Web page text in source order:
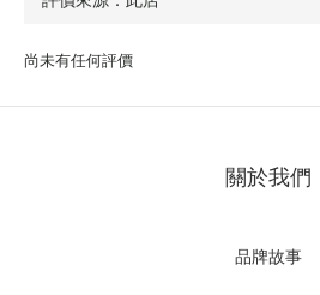
尚未有任何評價
關於我們
品牌故事